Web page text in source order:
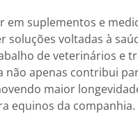
em suplementos e
voltadas à
de veterinários e
não apenas contribui
maior
equinos da companhia.